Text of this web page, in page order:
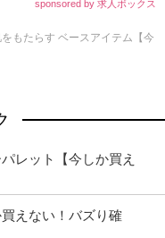
sponsored by 求人ボックス
もたらす ベースアイテム【今
レット【今しか買え
えない！バズり確